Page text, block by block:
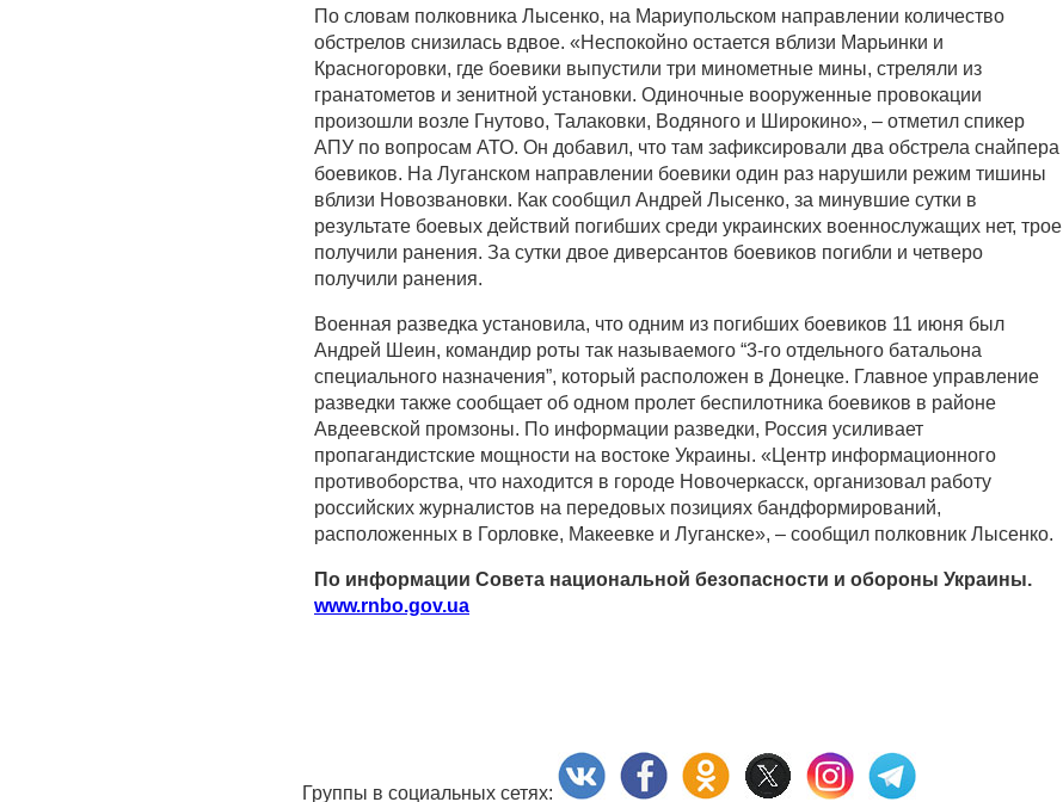
По словам полковника Лысенко, на Мариупольском направлении количество
обстрелов снизилась вдвое. «Неспокойно остается вблизи Марьинки и
Красногоровки, где боевики выпустили три минометные мины, стреляли из
гранатометов и зенитной установки. Одиночные вооруженные провокации
произошли возле Гнутово, Талаковки, Водяного и Широкино», – отметил спикер
АПУ по вопросам АТО. Он добавил, что там зафиксировали два обстрела снайпера
боевиков. На Луганском направлении боевики один раз нарушили режим тишины
вблизи Новозвановки. Как сообщил Андрей Лысенко, за минувшие сутки в
результате боевых действий погибших среди украинских военнослужащих нет, трое
получили ранения. За сутки двое диверсантов боевиков погибли и четверо
получили ранения.
Военная разведка установила, что одним из погибших боевиков 11 июня был
Андрей Шеин, командир роты так называемого “3-го отдельного батальона
специального назначения”, который расположен в Донецке. Главное управление
разведки также сообщает об одном пролет беспилотника боевиков в районе
Авдеевской промзоны. По информации разведки, Россия усиливает
пропагандистские мощности на востоке Украины. «Центр информационного
противоборства, что находится в городе Новочеркасск, организовал работу
российских журналистов на передовых позициях бандформирований,
расположенных в Горловке, Макеевке и Луганске», – сообщил полковник Лысенко.
По информации Совета национальной безопасности и обороны Украины.
www.rnbo.gov.ua
Группы в социальных сетях: